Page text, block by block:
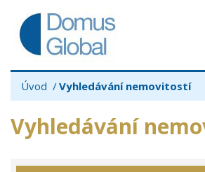
Úvod Vyhledávání nemovitostí
Vyhledávání